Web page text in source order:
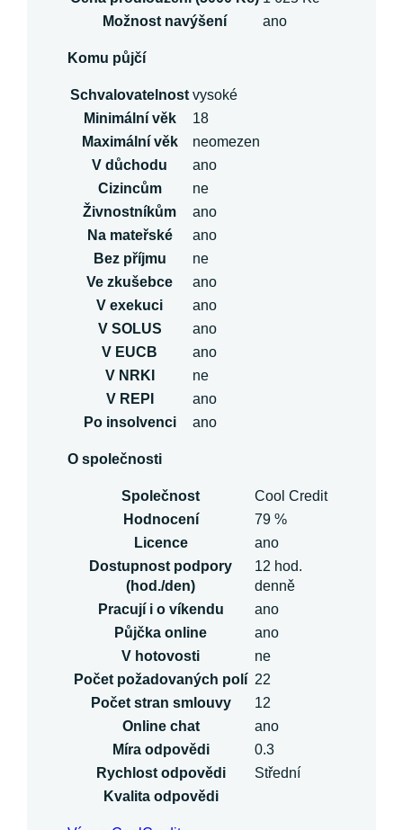
Možnost navýšení
ano
Komu půjčí
Schvalovatelnost vysoké
Minimální věk
18
Maximální věk
neomezen
V důchodu
ano
Cizincům
ne
Živnostníkům
ano
Na mateřské
ano
Bez příjmu
ne
Ve zkušebce
ano
V exekuci
ano
V SOLUS
ano
V EUCB
ano
V NRKI
ne
V REPI
ano
Po insolvenci
ano
O společnosti
Společnost
Cool Credit
Hodnocení
79 %
Licence
ano
Dostupnost podpory
(hod./den)
12 hod.
denně
Pracují i o víkendu
ano
Půjčka online
ano
V hotovosti
ne
Počet požadovaných polí 22
Počet stran smlouvy
12
Online chat
ano
Míra odpovědi
0.3
Rychlost odpovědi
Střední
Kvalita odpovědi